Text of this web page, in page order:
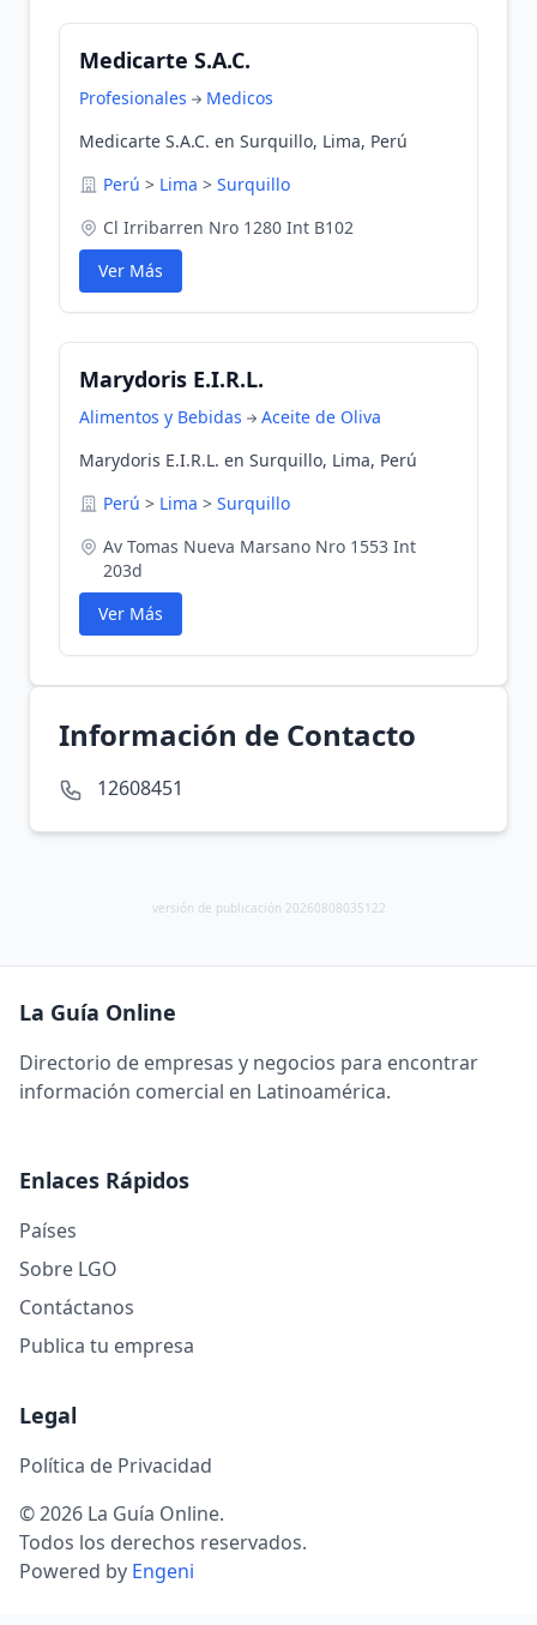
Medicarte S.A.C.
Profesionales
Medicos
Medicarte S.A.C. en Surquillo, Lima, Perú
Perú > Lima > Surquillo
Cl Irribarren Nro 1280 Int B102
Ver Más
Marydoris E.I.R.L.
Alimentos y Bebidas
Aceite de Oliva
Marydoris E.I.R.L. en Surquillo, Lima, Perú
Perú > Lima > Surquillo
Av Tomas Nueva Marsano Nro 1553 Int
203d
Ver Más
Información de Contacto
12608451
versión de publicación 20260808035122
La Guía Online
Directorio de empresas y negocios para encontrar
información comercial en Latinoamérica.
Enlaces Rápidos
Países
Sobre LGO
Contáctanos
Publica tu empresa
Legal
Política de Privacidad
© 2026 La Guía Online.
Todos los derechos reservados.
Powered by Engeni